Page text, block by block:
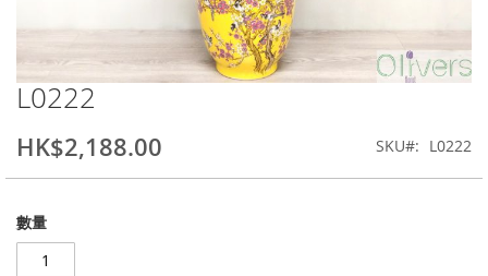
Skip
to
the
beginning
of
images
gallery
L0222
HK$2,188.00 SKU L0222
數量